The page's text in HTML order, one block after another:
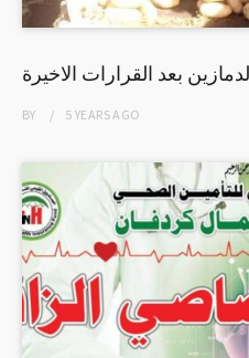
بعد القرارات الاخيرة
BY 5 YEARSAGO